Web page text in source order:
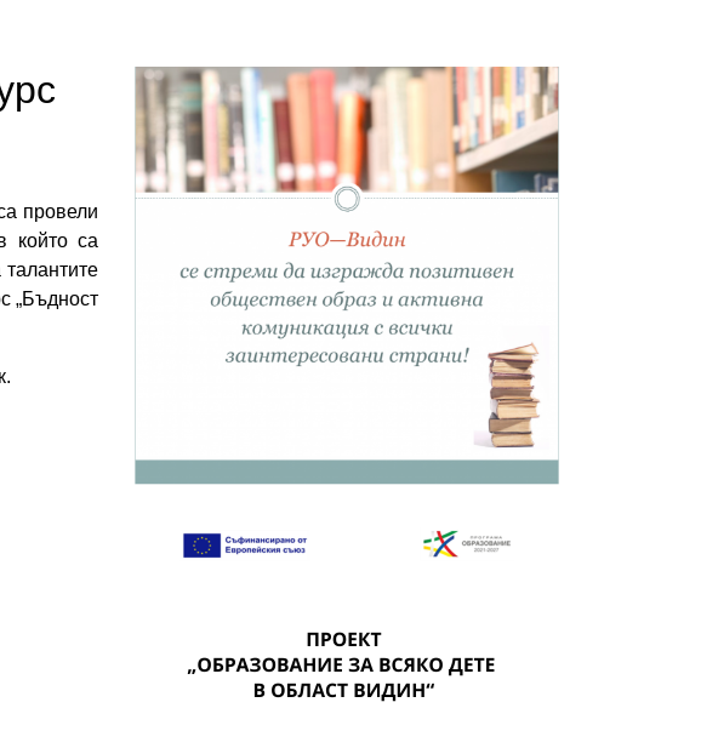
провели
който са
„Бъдност
.